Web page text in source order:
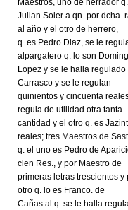
Maestros, uno de herrador
Julian Soler a qn. por dcha.
al año y el otro de herrero,
q. es Pedro Diaz, se le
alpargatero q. lo son
Lopez y se le halla
Carrasco y se le regulan
quinientos y cincuenta
regula de utilidad otra tanta
cantidad y el otro q. es
reales; tres Maestros de
q. el uno es Pedro de
cien Res., y por Maestro de
primeras letras trescientos
otro q. lo es Franco. de
Cañas al q. se le halla